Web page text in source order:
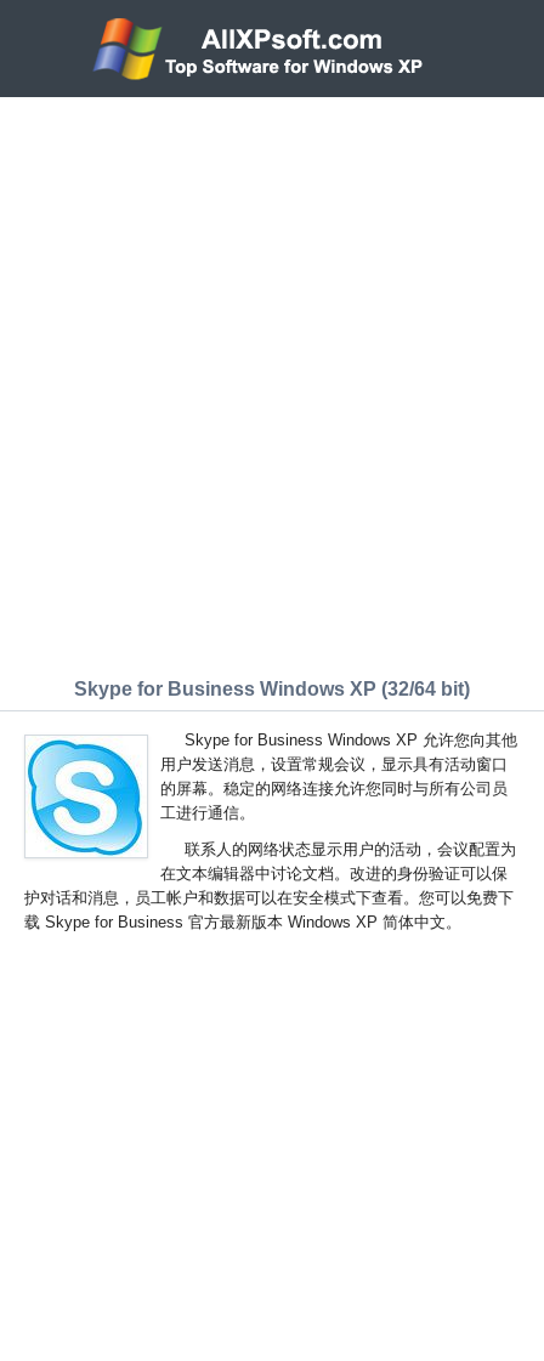
Skype for Business Windows XP (32/64 bit)
Skype for Business Windows XP 允许您向其他
用户发送消息，设置常规会议，显示具有活动窗口
的屏幕。稳定的网络连接允许您同时与所有公司员
工进行通信。
联系人的网络状态显示用户的活动，会议配置为
在文本编辑器中讨论文档。改进的身份验证可以保
护对话和消息，员工帐户和数据可以在安全模式下查看。您可以免费下
载 Skype for Business 官方最新版本 Windows XP 简体中文。